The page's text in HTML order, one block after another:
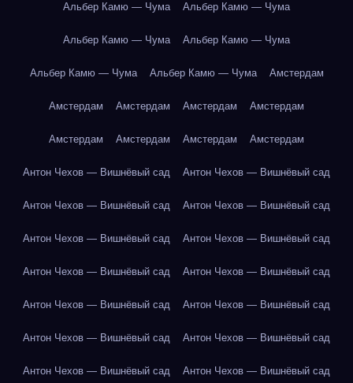
Альбер Камю — Чума Альбер Камю — Чума
Альбер Камю — Чума Альбер Камю — Чума
Альбер Камю — Чума Альбер Камю — Чума Амстердам
Амстердам Амстердам Амстердам Амстердам
Амстердам Амстердам Амстердам Амстердам
Антон Чехов — Вишнёвый сад Антон Чехов — Вишнёвый сад
Антон Чехов — Вишнёвый сад Антон Чехов — Вишнёвый сад
Антон Чехов — Вишнёвый сад Антон Чехов — Вишнёвый сад
Антон Чехов — Вишнёвый сад Антон Чехов — Вишнёвый сад
Антон Чехов — Вишнёвый сад Антон Чехов — Вишнёвый сад
Антон Чехов — Вишнёвый сад Антон Чехов — Вишнёвый сад
Антон Чехов — Вишнёвый сад Антон Чехов — Вишнёвый сад